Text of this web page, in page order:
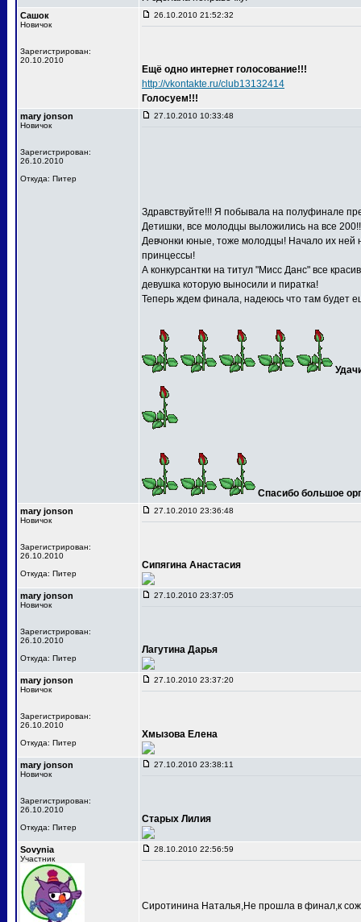
Сашок
Новичок
Зарегистрирован:
20.10.2010
26.10.2010 21:52:32
Ещё одно интернет голосование!!!
http://vkontakte.ru/club13132414
Голосуем!!!
mary jonson
Новичок
Зарегистрирован:
26.10.2010
Откуда: Питер
27.10.2010 10:33:48
Здравствуйте!!! Я побывала на полуфинале
Детишки, все молодцы выложились на все
Девчонки юные, тоже молодцы! Начало их ней
принцессы!
А конкурсантки на титул "Мисс Данс" все
девушка которую выносили и пиратка!
Теперь ждем финала, надеюсь что там будет
Спасибо большое
mary jonson
Новичок
Зарегистрирован:
26.10.2010
Откуда: Питер
27.10.2010 23:36:48
Сипягина Анастасия
mary jonson
Новичок
Зарегистрирован:
26.10.2010
Откуда: Питер
27.10.2010 23:37:05
Лагутина Дарья
mary jonson
Новичок
Зарегистрирован:
26.10.2010
Откуда: Питер
27.10.2010 23:37:20
Хмызова Елена
mary jonson
Новичок
Зарегистрирован:
26.10.2010
Откуда: Питер
27.10.2010 23:38:11
Старых Лилия
Sovynia
Участник
28.10.2010 22:56:59
Сиротинина Наталья,Не прошла в финал,к